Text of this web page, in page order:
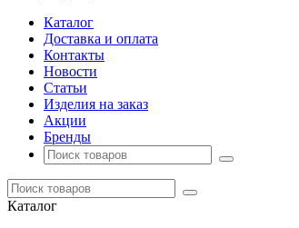
Каталог
Доставка и оплата
Контакты
Новости
Статьи
Изделия на заказ
Акции
Бренды
Каталог